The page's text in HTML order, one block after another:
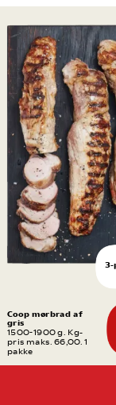
Coop mørbrad af
gris
1500-1900 g. Kg-
pris maks. 66,00. 1
pakke
3-